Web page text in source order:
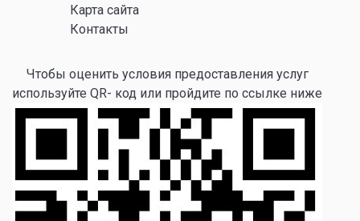
Карта сайта
Контакты
Чтобы оценить условия предоставления услуг
используйте QR- код или пройдите по ссылке ниже